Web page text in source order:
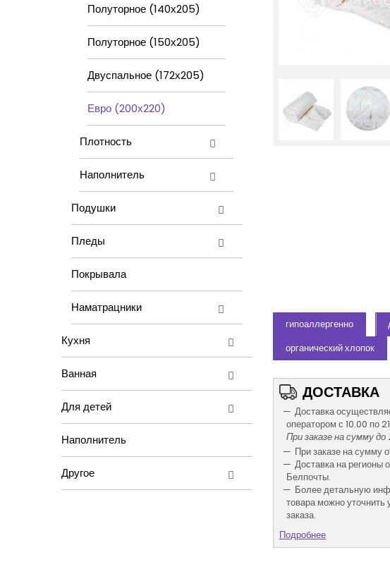
Полуторное (140х205)
Полуторное (150х205)
Двуспальное (172х205)
Евро (200х220)
Плотность
Наполнитель
Подушки
Пледы
Покрывала
Наматрацники
Кухня
Ванная
Для детей
Наполнитель
Другое
гипоаллергенно
органический хлопок
ДОСТАВКА
Доставка
оператором с 10.00 по
При заказе на сумму
При заказе на сумму
Доставка на регионы
Белпочты.
Более детальную
товара можно
заказа.
Подробнее